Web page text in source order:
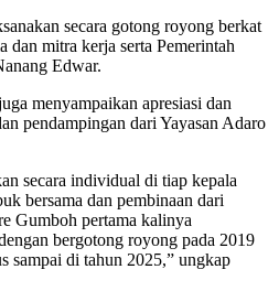
secara gotong royong berkat
dan mitra kerja serta Pemerintah
Edwar.
menyampaikan apresiasi dan
pendampingan dari Yayasan Adaro
secara individual di tiap kepala
bersama dan pembinaan dari
Gumboh pertama kalinya
bergotong royong pada 2019
sampai di tahun 2025,” ungkap